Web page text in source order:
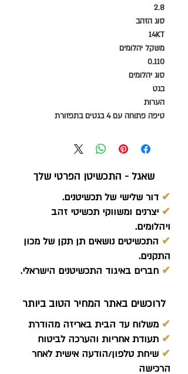
2.8
סוג הזהב
14KT
משקל יהלומים
0.110
סוג יהלומים
בגט
הערות
טיפה פתוחה עם 4 בגטים בתפזורת
שאגל - התכשיטן הפרטי שלך
✔ דור שלישי של תכשיטנים.
✔ יצרנים ומשווקי תכשיטי זהב
ויהלומים.
✔ התכשיטים נושאים תן תקן של מכון
התקנים.
✔ חברים באיגוד התכשיטנים הישראלי.
לרוכשים באתר המחיר הטוב ביותר
✔ משלוח עד הבית באריזה מהודרת
✔ תעודת אחריות והערכה לביטוח
✔ שיחת טלפון/הודעה אישית לאחר
הרכישה